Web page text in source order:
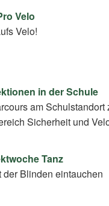
Velo
Velo!
in der Schule
am Schulstandort
Sicherheit und
Tanz
der Blinden eintauchen